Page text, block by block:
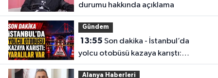
durumu hakkında açıklama
Gündem
13:55
yolcu otobüsü kazaya karıştı:
Yaralılar var
Alanya Haberleri